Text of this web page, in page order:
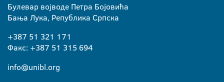
Булевар војводе Петра Бојовића
Бања Лука, Република Српска
+387 51 321 171
Факс: +387 51 315 694
info@unibl.org